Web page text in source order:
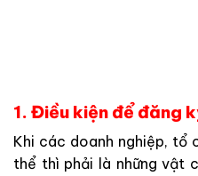
1. Điều kiện để đăng
Khi các doanh nghiệp, tổ
thể thì phải là những vật